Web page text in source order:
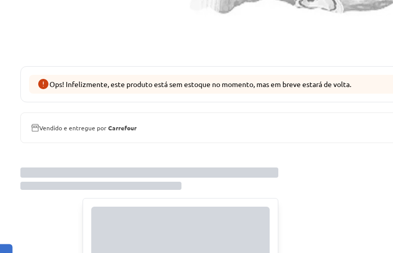
Ops! Infelizmente, este produto está sem estoque no momento, mas em breve estará de volta.
Vendido e entregue porCarrefour